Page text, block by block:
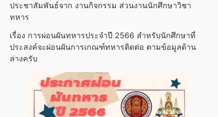
ประชาสัมพันธ์จาก งานกิจกรรม ส่วนงานนักศึกษาวิชา
ทหาร
เรื่อง การผ่อนผันทหารประจำปี 2566 สำหรับนักศึกษาที่
ประสงค์จะผ่อนผันการเกณฑ์ทหารติดต่อ ตามข้อมูลด้าน
ล่างครับ